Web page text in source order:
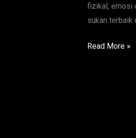
fizikal, emosi
sukan terbaik
Anak
Anda
Read More »